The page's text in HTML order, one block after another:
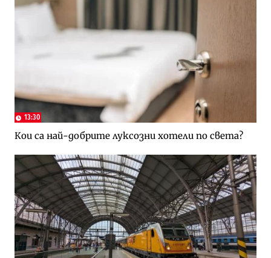
13:30
Кои са най-добрите луксозни хотели по света?